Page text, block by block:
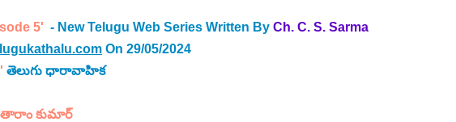
5' - New Telugu Web Series Written By Ch. C. S. Sarma
On 29/05/2024
తెలుగు ధారావాహిక
కుమార్